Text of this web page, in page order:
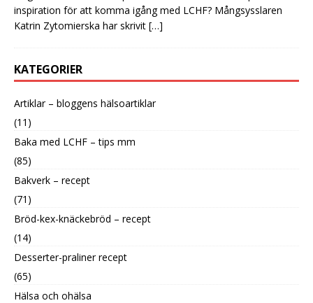
inspiration för att komma igång med LCHF? Mångsysslaren
Katrin Zytomierska har skrivit […]
KATEGORIER
Artiklar – bloggens hälsoartiklar
(11)
Baka med LCHF – tips mm
(85)
Bakverk – recept
(71)
Bröd-kex-knäckebröd – recept
(14)
Desserter-praliner recept
(65)
Hälsa och ohälsa